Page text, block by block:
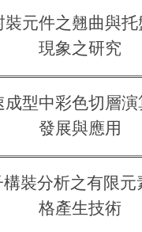
裝元件之翹曲與托
現象之研究
成型中彩色切層演
發展與應用
構裝分析之有限元
格產生技術